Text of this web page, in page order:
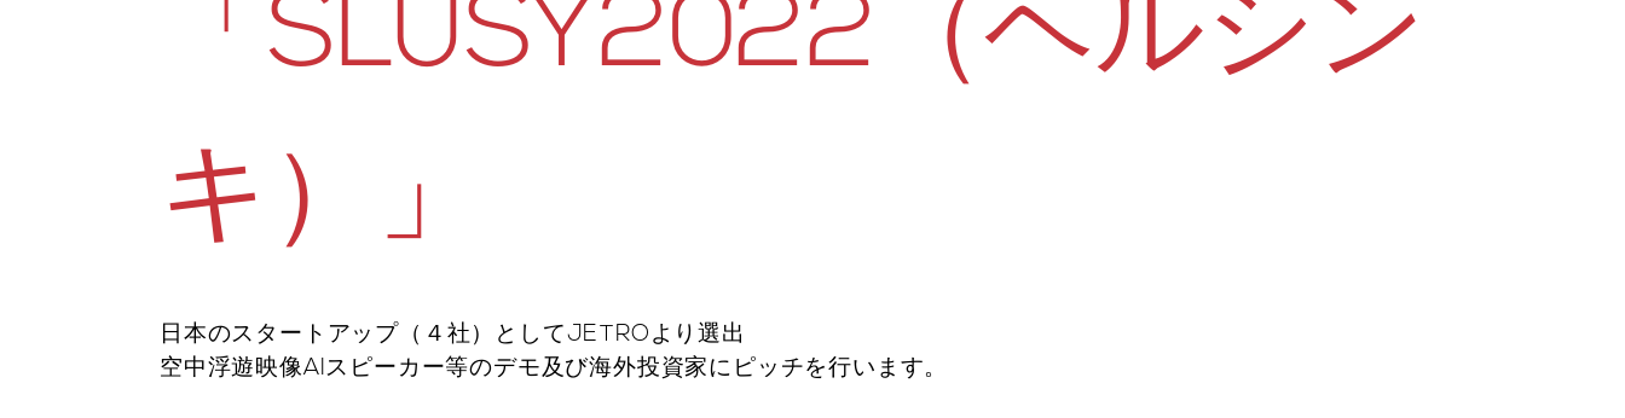
「SLUSY2022（ヘルシン
キ）」
日本のスタートアップ（４社）としてJETROより選出
空中浮遊映像AIスピーカー等のデモ及び海外投資家にピッチを行います。